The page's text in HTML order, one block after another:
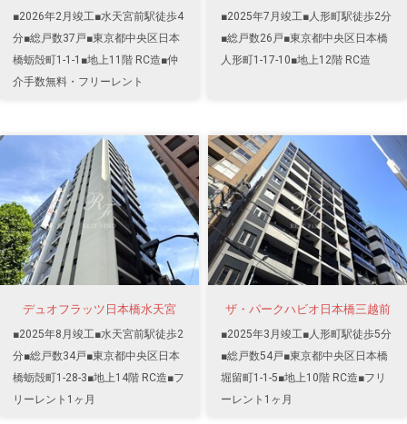
■2026年2月竣工■水天宮前駅徒歩4
分■総戸数37戸■東京都中央区日本
橋蛎殻町1-1-1■地上11階 RC造■仲
介手数無料・フリーレント
■2025年7月竣工■人形町駅徒歩2分
■総戸数26戸■東京都中央区日本橋
人形町1-17-10■地上12階 RC造
デュオフラッツ日本橋水天宮
■2025年8月竣工■水天宮前駅徒歩2
分■総戸数34戸■東京都中央区日本
橋蛎殻町1-28-3■地上14階 RC造■フ
リーレント1ヶ月
ザ・パークハビオ日本橋三越前
■2025年3月竣工■人形町駅徒歩5分
■総戸数54戸■東京都中央区日本橋
堀留町1-1-5■地上10階 RC造■フリ
ーレント1ヶ月